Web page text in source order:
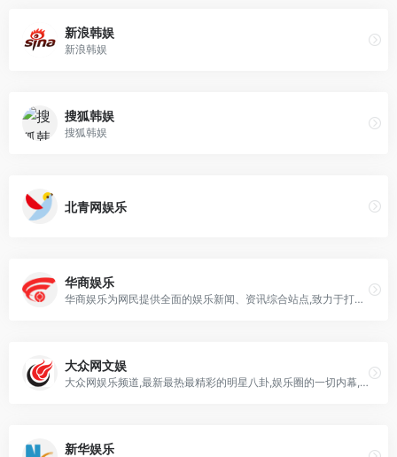
新浪韩娱
新浪韩娱
搜狐韩娱
搜狐韩娱
北青网娱乐
华商娱乐
华商娱乐为网民提供全面的娱乐新闻、资讯综合站点,致力于打造西部领先的娱乐互动平台，包括明星、电影、电视、音乐、戏剧、明星、八卦、综艺、演出、评论、图片、视听、剧照、写真、DVD/CD、专题、论坛、下载等栏目资讯以及相关实用信息。
大众网文娱
大众网娱乐频道,最新最热最精彩的明星八卦,娱乐圈的一切内幕,新闻,动态,最流行的娱乐资讯,独家爆料的狗仔精神,最流行最热门的影视资料,大牌明星独家访谈,超新鲜超清晰的明星美图,独家角度报道的娱乐活动现场,影视片场探班,互动活动不断的娱乐论坛。大众网娱乐提供娱乐,明星,八卦,高清影视,电影,电视,音乐,综艺,演出,评论,图片,视听,剧照,写真,DVD/CD,专题,论坛,下载,沸腾娱等栏目！大众网文史频道是集中展示齐鲁文化的网络阵地，涵盖十多个频道，内容覆盖涉及文化各个领域，致力于为全球用户24小时提供全面及时的文史资讯。不仅方便网友了解山东文化，而且借助网络这一平台向世界广泛宣传山东的当代文化风貌。
新华娱乐